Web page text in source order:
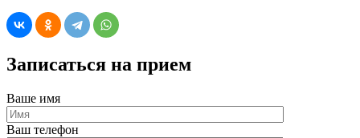
Записаться на прием
Ваше имя
Ваш телефон